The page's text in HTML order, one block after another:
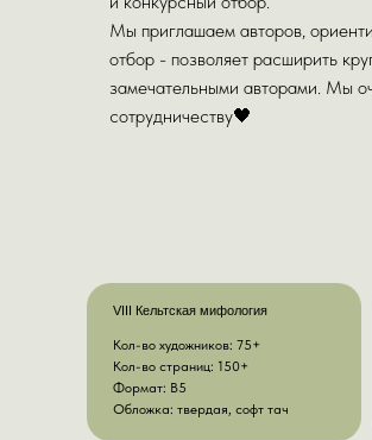
Мы приглашаем авторов,
отбор - позволяет расширить
замечательными авторами. Мы
сотрудничеству🖤
Кол-во художников: 75+
Кол-во страниц: 150+
Формат: B5
Обложка: твердая, софт тач
VIII Кельтская мифология